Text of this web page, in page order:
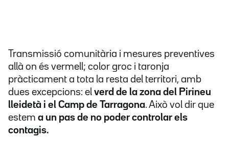
Transmissió comunitària i mesures preventives
allà on és vermell; color groc i taronja
pràcticament a tota la resta del territori, amb
dues excepcions: el verd de la zona del Pirineu
lleidetà i el Camp de Tarragona. Això vol dir que
estem a un pas de no poder controlar els
contagis.